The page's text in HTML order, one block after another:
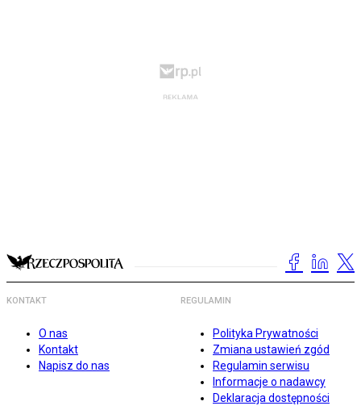
KONTAKT
O nas
Kontakt
Napisz do nas
REGULAMIN
Polityka Prywatności
Zmiana ustawień zgód
Regulamin serwisu
Informacje o nadawcy
Deklaracja dostępności